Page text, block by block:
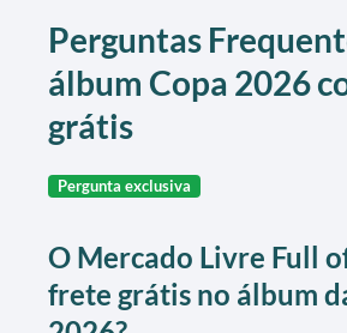
Perguntas
álbum Copa 2026
grátis
Pergunta exclusiva
O Mercado Livre Full
frete grátis no álbum